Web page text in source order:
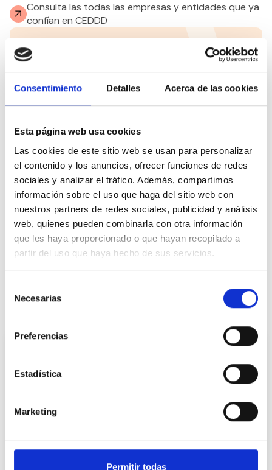
Consentimiento Detalles Acerca de las cookies
Esta página web usa cookies
Las cookies de este sitio web se usan para personalizar
el contenido y los anuncios, ofrecer funciones de redes
sociales y analizar el tráfico. Además, compartimos
información sobre el uso que haga del sitio web con
nuestros partners de redes sociales, publicidad y análisis
web, quienes pueden combinarla con otra información
que les haya proporcionado o que hayan recopilado a
partir del uso que haya hecho de sus servicios.
Necesarias
Preferencias
Estadística
Marketing
Permitir todas
¿Sabes todo lo que podemos
hacer por ti?
Hazte socio del
Consejo Español para la Defensa de
beneficiar solo por ser miembro.
Únete a CEDDD
Contacta con el CEDDD
¿No encuentras lo que buscas? Escríbenos y será
un placer ayudarte.
Contáctanos
Consulta las todas las empresas y entidades que ya
confían en CEDDD
Te puede interesar:
‘Decidiendo nuestro futuro’: CEDDD y